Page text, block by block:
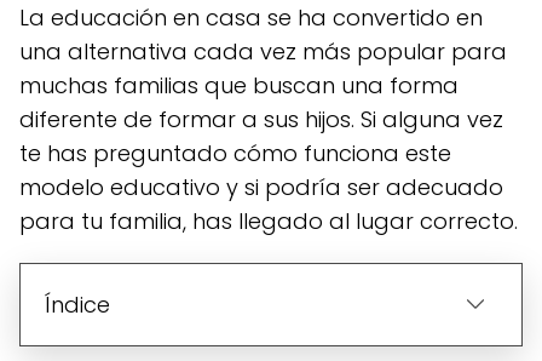
La educación en casa se ha convertido en
una alternativa cada vez más popular para
muchas familias que buscan una forma
diferente de formar a sus hijos. Si alguna vez
te has preguntado cómo funciona este
modelo educativo y si podría ser adecuado
para tu familia, has llegado al lugar correcto.
Índice